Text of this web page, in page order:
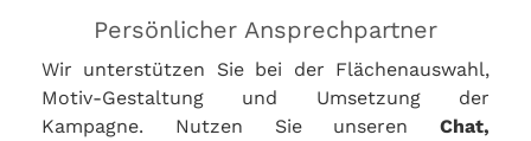
Persönlicher Ansprechpartner
Wir unterstützen Sie bei der Flächenauswahl,
Motiv-Gestaltung und Umsetzung der
Kampagne. Nutzen Sie unseren Chat,